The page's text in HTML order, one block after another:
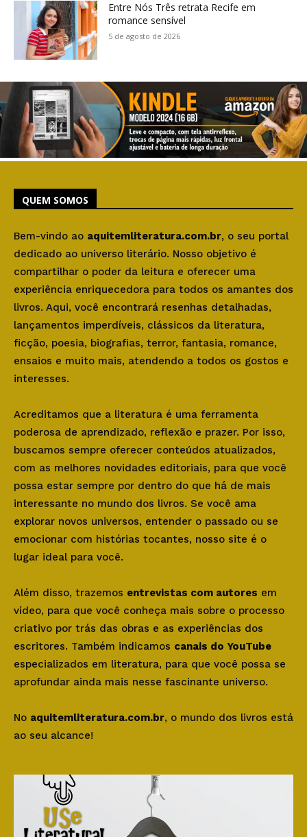
Entre Nós Três retrata Recife em
romance sensível
5 de agosto de 2026
QUEM SOMOS
Bem-vindo ao aquitemliteratura.com.br, o seu portal
dedicado ao universo literário. Nosso objetivo é
compartilhar o poder da leitura e oferecer uma
experiência enriquecedora para todos os amantes dos
livros. Aqui, você encontrará resenhas detalhadas,
lançamentos imperdíveis, clássicos da literatura,
ficção, poesia, biografias, terror, fantasia, romance,
ensaios e muito mais, atendendo a todos os gostos e
interesses.
Acreditamos que a literatura é uma ferramenta
poderosa de aprendizado, reflexão e prazer. Por isso,
buscamos sempre oferecer conteúdos atualizados,
com as melhores novidades editoriais, para que você
possa estar sempre por dentro do que há de mais
interessante no mundo dos livros. Se você ama
explorar novos universos, entender o passado ou se
emocionar com histórias tocantes, nosso site é o
lugar ideal para você.
Além disso, trazemos entrevistas com autores em
vídeo, para que você conheça mais sobre o processo
criativo por trás das obras e as experiências dos
escritores. Também indicamos canais do YouTube
especializados em literatura, para que você possa se
aprofundar ainda mais nesse fascinante universo.
No aquitemliteratura.com.br, o mundo dos livros está
ao seu alcance!